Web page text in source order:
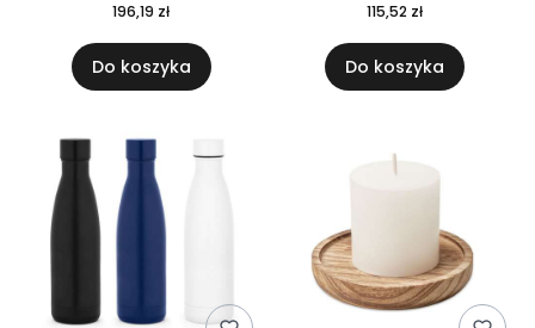
196,19 zł
Do koszyka
115,52 zł
Do koszyka